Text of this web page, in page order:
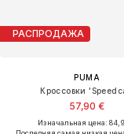
РАСПРОДАЖА
PUMA
Кроссовки
57,90 €
Изначальная цена: